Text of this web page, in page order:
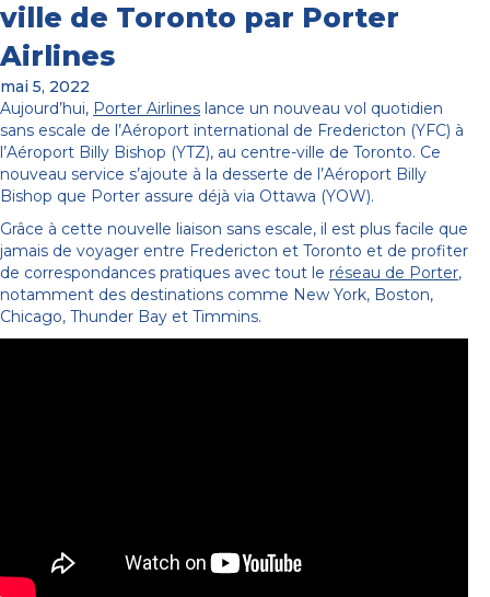
ville de Toronto par Porter
Airlines
mai 5, 2022
Aujourd’hui, Porter Airlines lance un nouveau vol quotidien
sans escale de l’Aéroport international de Fredericton (YFC) à
l’Aéroport Billy Bishop (YTZ), au centre-ville de Toronto. Ce
nouveau service s’ajoute à la desserte de l’Aéroport Billy
Bishop que Porter assure déjà via Ottawa (YOW).
Grâce à cette nouvelle liaison sans escale, il est plus facile que
jamais de voyager entre Fredericton et Toronto et de profiter
de correspondances pratiques avec tout le réseau de Porter,
notamment des destinations comme New York, Boston,
Chicago, Thunder Bay et Timmins.